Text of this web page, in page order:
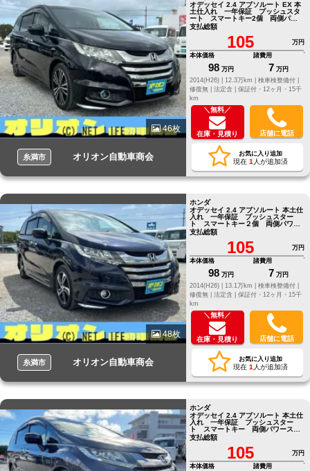
46枚
糸満市 オリオン自動車商会
オデッセイ 2.4 アブソルート EX 本
土仕入れ 一年保証 プッシュスタ
ート スマートキー2個 両側パワ
ースライドドア フルセグTVナビ
支払総額
105
万円
本体価格
98 万円
諸費用
7 万円
2014(H26) |
12.3万km |
検車検整備付 |
修復無 | 法定含 | 保証付・12ヶ月・15千
km
＼無料／
在庫・見積り 店舗に電話
お気に入り追加
現在 1 人が追加済
48枚
糸満市 オリオン自動車商会
ホンダ
オデッセイ 2.4 アブソルート 本土仕
入れ 一年保証 プッシュスター
ト スマートキー２個 両側パワー
スライドドア フルセグＴＶナビ
支払総額
105
万円
本体価格
98 万円
諸費用
7 万円
2014(H26) |
13.1万km |
検車検整備付 |
修復無 | 法定含 | 保証付・12ヶ月・15千
km
＼無料／
在庫・見積り 店舗に電話
お気に入り追加
現在 1 人が追加済
ホンダ
オデッセイ 2.4 アブソルート 本土仕
入れ 一年保証 プッシュスター
ト スマートキー 両側パワースラ
イドドア フルセグTVナビ CD
支払総額
105
万円
本体価格
諸費用